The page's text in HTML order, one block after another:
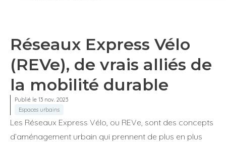
Réseaux Express Vélo
(REVe), de vrais alliés de
la mobilité durable
Publié le 13 nov. 2023
Espaces urbains
Les Réseaux Express Vélo, ou REVe, sont des concepts
d’aménagement urbain qui prennent de plus en plus